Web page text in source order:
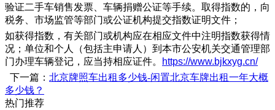
验证二手车销售发票、车辆捐赠公证等手续。取得指数的，向
税务、市场监管等部门或公证机构提交指数证明文件；
如获得指数，有关部门或机构应在相应文件中注明指数获得情
况；单位和个人（包括主申请人）到本市公安机关交通管理部
门办理车辆登记，应当持相应证件。
https://www.bjkxyg.cn/
下一篇： 北京牌照车出租多少钱-闲置北京车牌出租一年大概
多少钱？
热门推荐